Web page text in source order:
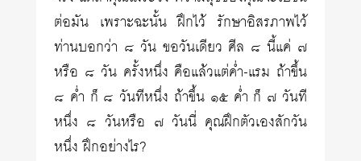
ต่อมัน เพราะฉะนั้น ฝึกไว้ รักษาอิสรภาพไว้
ท่านบอกว่า ๘ วัน ขอวันเดียว ศีล ๘ นี้แค่ ๗
หรือ ๘ วัน ครั้งหนึ่ง คือแล้วแต่ค่ำ-แรม ถ้าขึ้น
๘ ค่ำ ก็ ๘ วันทีหนึ่ง ถ้าขึ้น ๑๕ ค่ำ ก็ ๗ วันที
หนึ่ง ๘ วันหรือ ๗ วันนี่ คุณฝึกตัวเองสักวัน
หนึ่ง ฝึกอย่างไร?